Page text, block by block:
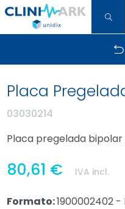
Placa
03030214
Placa pregelada
80,61 € IVA incl.
Formato:1900002402 -